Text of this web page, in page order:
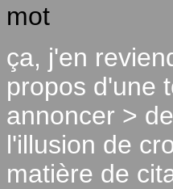
mot
ça, j'en
propos d'une
annoncer >
l'illusion de
matière de